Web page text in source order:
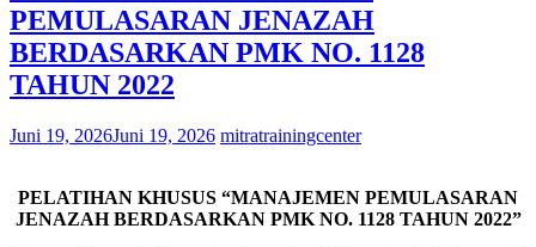
PEMULASARAN JENAZAH
BERDASARKAN PMK NO. 1128
TAHUN 2022
Juni 19, 2026Juni 19, 2026 mitratrainingcenter
PELATIHAN KHUSUS “MANAJEMEN PEMULASARAN
JENAZAH BERDASARKAN PMK NO. 1128 TAHUN 2022”